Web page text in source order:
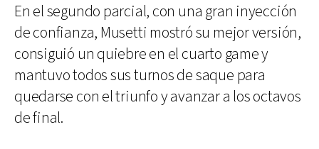
En el segundo parcial, con una gran inyección
de confianza, Musetti mostró su mejor versión,
consiguió un quiebre en el cuarto game y
mantuvo todos sus turnos de saque para
quedarse con el triunfo y avanzar a los octavos
de final.